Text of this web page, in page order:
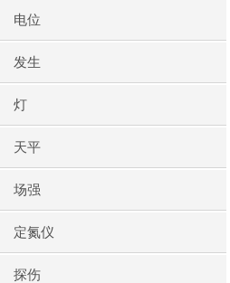
电位
发生
灯
天平
场强
定氮仪
探伤